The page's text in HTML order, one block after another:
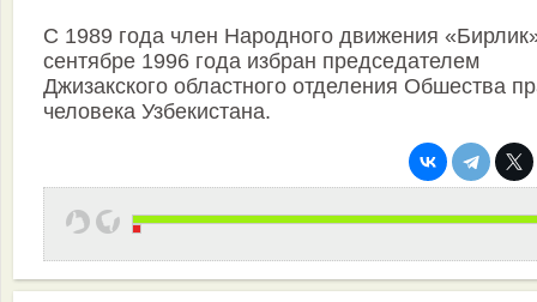
С 1989 года член Народного движения
сентябре 1996 года избран председателем
Джизакского областного отделения Обшества
человека Узбекистана.